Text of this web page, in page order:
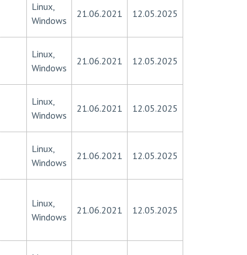
Linux,
Windows
21.06.2021 12.05.2025
Linux,
Windows
21.06.2021 12.05.2025
Linux,
Windows
21.06.2021 12.05.2025
Linux,
Windows
21.06.2021 12.05.2025
Linux,
Windows
21.06.2021 12.05.2025